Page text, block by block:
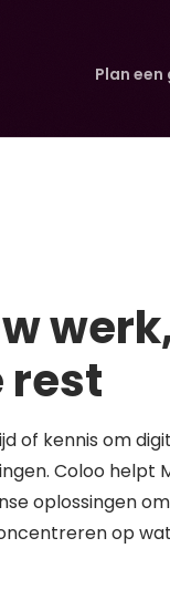
Plan
rest
of kennis om
Coloo helpt
oplossingen
op